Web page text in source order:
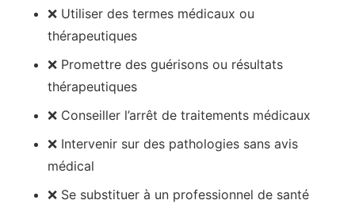
❌ Utiliser des termes médicaux ou
thérapeutiques
❌ Promettre des guérisons ou résultats
thérapeutiques
❌ Conseiller l’arrêt de traitements médicaux
❌ Intervenir sur des pathologies sans avis
médical
❌ Se substituer à un professionnel de santé